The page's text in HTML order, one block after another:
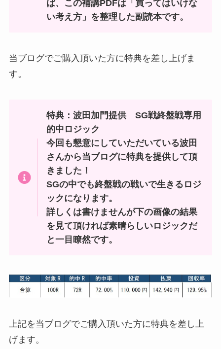
ば、この補講PDFは「買ってはいけな
い考え方」を整理した副読本です。
当ブログでご購入頂いた方に特典を差し上げま
す。
特典：波田加門提供 SG戦終盤戦専用
的中ロジック
今回も懇意にしていただいている波田
さんから当ブログに特典を提供して頂
きました！
SGの中でも終盤戦の戦いで生きるロジ
ックになります。
詳しくは書けませんが下の画像の結果
を見て頂ければ素晴らしいロジックだ
と一目瞭然です。
上記を当ブログでご購入頂いた方に特典を差し上
げます。